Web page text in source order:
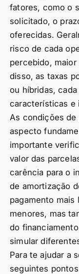
fatores, como o
solicitado, o
oferecidas.
risco de cada
percebido,
disso, as taxas
ou híbridas,
características e
As condições de
aspecto
importante
valor das
carência para o
de amortização
pagamento mais
menores, mas
do
simular
Para te ajudar a
seguintes